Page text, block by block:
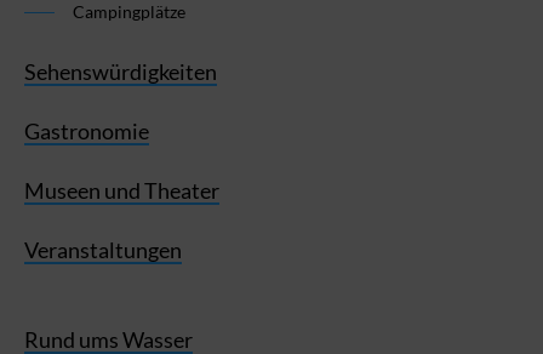
Campingplätze
Sehenswürdigkeiten
Gastronomie
Museen und Theater
Veranstaltungen
Rund ums Wasser